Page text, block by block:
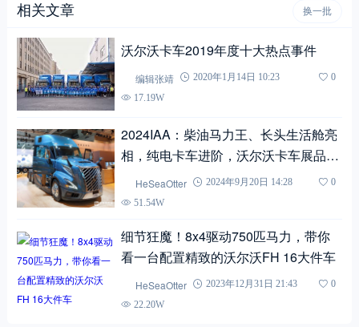
相关文章 换一批
沃尔沃卡车2019年度十大热点事件
编辑张靖 2020年1月14日 10:23
0
17.19W
2024IAA：柴油马力王、长头生活舱亮
相，纯电卡车进阶，沃尔沃卡车展品解
HeSeaOtter 2024年9月20日 14:28
0
51.54W
细节狂魔！8x4驱动750匹马力，带你
看一台配置精致的沃尔沃FH 16大件车
HeSeaOtter 2023年12月31日 21:43
0
22.20W